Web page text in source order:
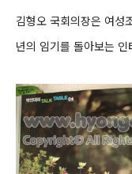
김형오 국회의장은 여성
년의 임기를 돌아보는